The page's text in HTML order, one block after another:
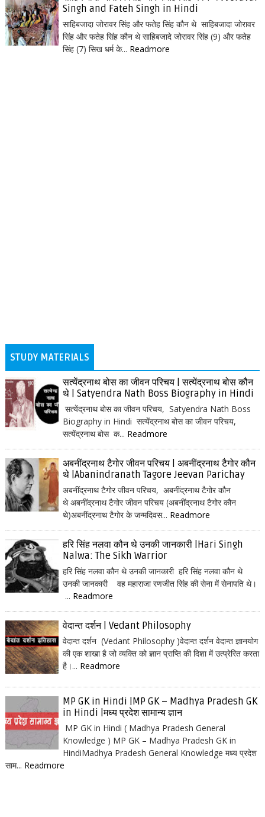
Singh and Fateh Singh in Hindi
साहिबजादा जोरावर सिंह और फतेह सिंह कौन थे साहिबजादा जोरावर
सिंह और फतेह सिंह कौन थे साहिबजादे जोरावर सिंह (9) और फतेह
सिंह (7) सिख धर्म के... Readmore
STUDY MATERIALS
सत्येंद्रनाथ बोस का जीवन परिचय | सत्येंद्रनाथ बोस कौन
थे | Satyendra Nath Boss Biography in Hindi
सत्येंद्रनाथ बोस का जीवन परिचय, Satyendra Nath Boss
Biography in Hindi सत्येंद्रनाथ बोस का जीवन परिचय,
सत्येंद्रनाथ बोस क... Readmore
अबनींद्रनाथ टैगोर जीवन परिचय | अबनींद्रनाथ टैगोर कौन
थे |Abanindranath Tagore Jeevan Parichay
अबनींद्रनाथ टैगोर जीवन परिचय, अबनींद्रनाथ टैगोर कौन
थे अबनींद्रनाथ टैगोर जीवन परिचय (अबनींद्रनाथ टैगोर कौन
थे)अबनींद्रनाथ टैगोर के जन्मदिवस... Readmore
हरि सिंह नलवा कौन थे उनकी जानकारी |Hari Singh
Nalwa: The Sikh Warrior
हरि सिंह नलवा कौन थे उनकी जानकारी हरि सिंह नलवा कौन थे
उनकी जानकारी वह महाराजा रणजीत सिंह की सेना में सेनापति थे।
... Readmore
वेदान्त दर्शन | Vedant Philosophy
वेदान्त दर्शन (Vedant Philosophy )वेदान्त दर्शन वेदान्त ज्ञानयोग
की एक शाखा है जो व्यक्ति को ज्ञान प्राप्ति की दिशा में उत्प्रेरित करता
है।... Readmore
MP GK in Hindi |MP GK – Madhya Pradesh GK
in Hindi |मध्य प्रदेश सामान्य ज्ञान
MP GK in Hindi ( Madhya Pradesh General
Knowledge ) MP GK – Madhya Pradesh GK in
HindiMadhya Pradesh General Knowledge मध्य प्रदेश
साम... Readmore